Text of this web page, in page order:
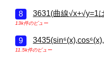
3631(曲線√x+√y=1
13k件のビュー
11.5k件のビュー